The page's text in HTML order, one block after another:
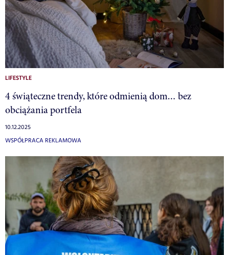
LIFESTYLE
4 świąteczne trendy, które odmienią dom… bez
obciążania portfela
10.12.2025
WSPÓŁPRACA REKLAMOWA